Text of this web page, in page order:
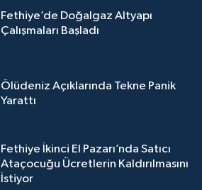
Fethiye’de Doğalgaz Altyapı
Çalışmaları Başladı
Ölüdeniz Açıklarında Tekne Panik
Yarattı
Fethiye İkinci El Pazarı’nda Satıcı
Ataçocuğu Ücretlerin Kaldırılmasını
İstiyor